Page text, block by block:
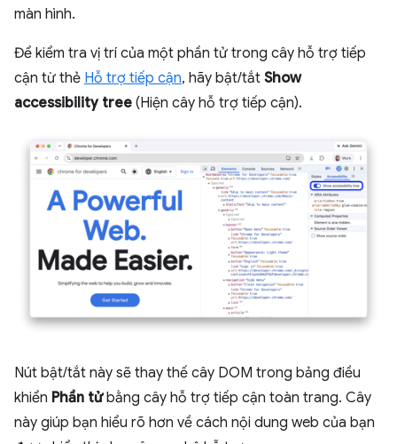
màn hình.
Để kiểm tra vị trí của một phần tử trong cây hỗ trợ tiếp
cận từ thẻ Hỗ trợ tiếp cận, hãy bật/tắt Show
accessibility tree (Hiện cây hỗ trợ tiếp cận).
Nút bật/tắt này sẽ thay thế cây DOM trong bảng điều
khiển Phần tửbằng cây hỗ trợ tiếp cận toàn trang. Cây
này giúp bạn hiểu rõ hơn về cách nội dung web của bạn